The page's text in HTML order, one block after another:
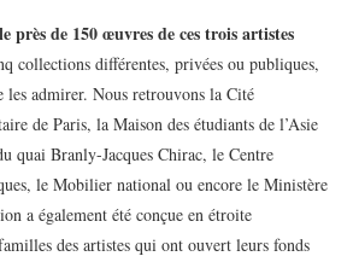
près de 150 œuvres de ces trois artistes
collections différentes, privées ou publiques,
les admirer. Nous retrouvons la Cité
de Paris, la Maison des étudiants de l’Asie
quai Branly-Jacques Chirac, le Centre
le Mobilier national ou encore le Ministère
a également été conçue en étroite
des artistes qui ont ouvert leurs fonds